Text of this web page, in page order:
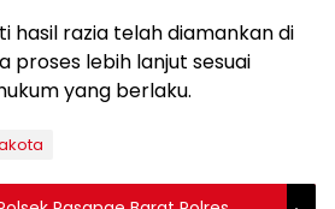
hasil razia telah diamankan di
proses lebih lanjut sesuai
yang berlaku.